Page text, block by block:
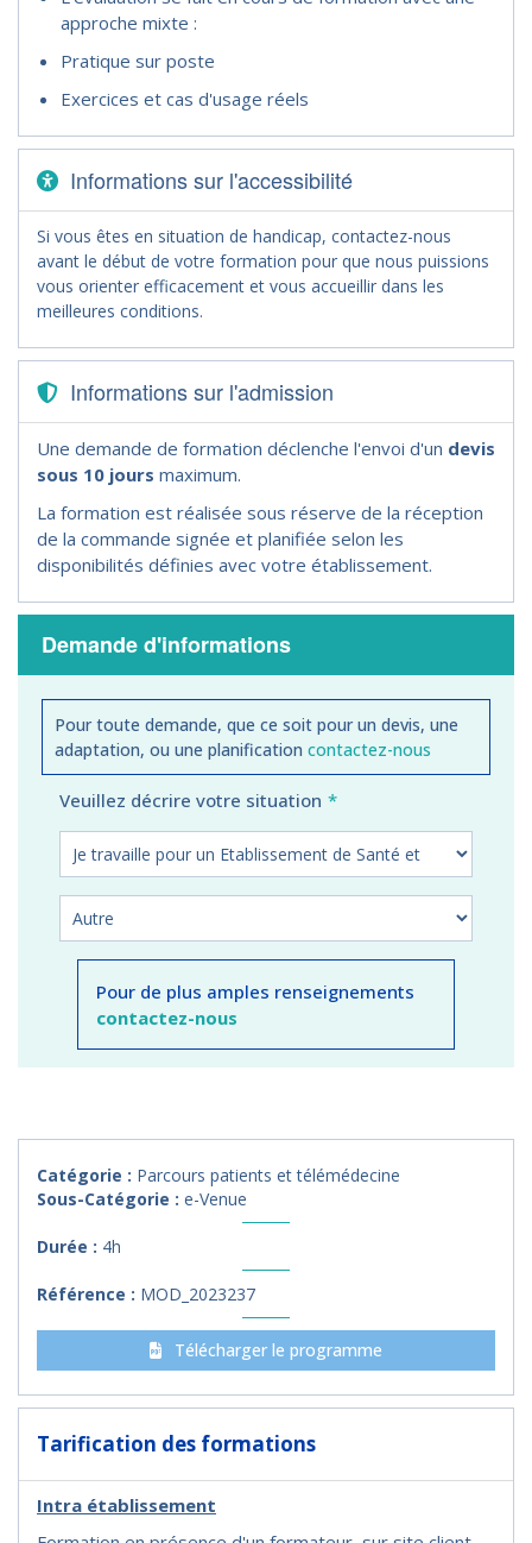
approche mixte :
Pratique sur poste
Exercices et cas d'usage réels
Informations sur l'accessibilité
Si vous êtes en situation de handicap, contactez-nous
avant le début de votre formation pour que nous puissions
vous orienter efficacement et vous accueillir dans les
meilleures conditions.
Informations sur l'admission
Une demande de formation déclenche l'envoi d'un devis
sous 10 jours maximum.
La formation est réalisée sous réserve de la réception
de la commande signée et planifiée selon les
disponibilités définies avec votre établissement.
Demande d'informations
Pour toute demande, que ce soit pour un devis, une
adaptation, ou une planification contactez-nous
Veuillez décrire votre situation
Pour de plus amples renseignements
contactez-nous
Catégorie : Parcours patients et télémédecine
Sous-Catégorie : e-Venue
Durée : 4h
Référence : MOD_2023237
Télécharger le programme
Tarification des formations
Intra établissement